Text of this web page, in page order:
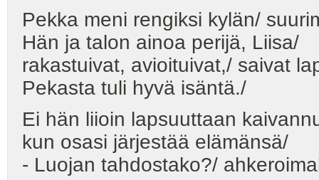
Pekka meni rengiksi kylän/
Hän ja talon ainoa perijä, Liisa/
rakastuivat, avioituivat,/ saivat
Pekasta tuli hyvä isäntä./
Ei hän liioin lapsuuttaan
kun osasi järjestää elämänsä/
- Luojan tahdostako?/